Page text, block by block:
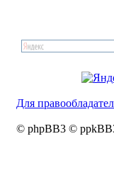
Для
© phpBB3 ©